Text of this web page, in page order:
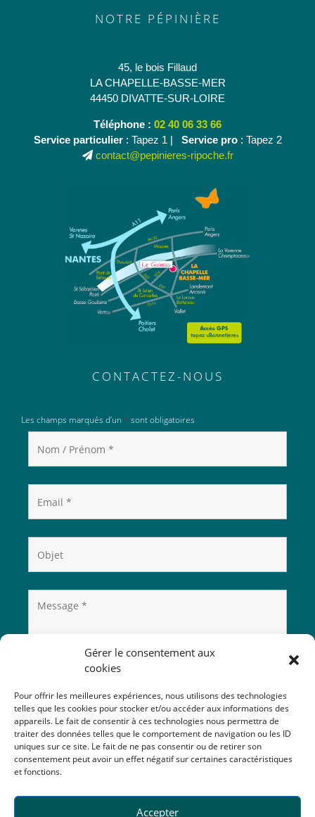
Gérer le consentement aux
cookies
Pour offrir les meilleures expériences, nous utilisons des technologies
telles que les cookies pour stocker et/ou accéder aux informations des
appareils. Le fait de consentir à ces technologies nous permettra de
traiter des données telles que le comportement de navigation ou les ID
uniques sur ce site. Le fait de ne pas consentir ou de retirer son
consentement peut avoir un effet négatif sur certaines caractéristiques
et fonctions.
Accepter
NOTRE PÉPINIÈRE
45, le bois Fillaud
LA CHAPELLE-BASSE-MER
44450 DIVATTE-SUR-LOIRE
Téléphone : 02 40 06 33 66
Service particulier: Tapez 1 | Service pro: Tapez 2
contact@pepinieres-ripoche.fr
CONTACTEZ-NOUS
Les champs marqués d’un * sont obligatoires